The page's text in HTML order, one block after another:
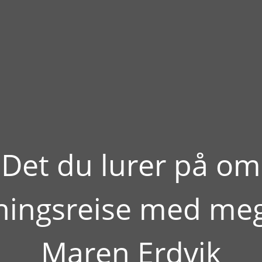
Det du lurer på om
med
Maren Erdvik